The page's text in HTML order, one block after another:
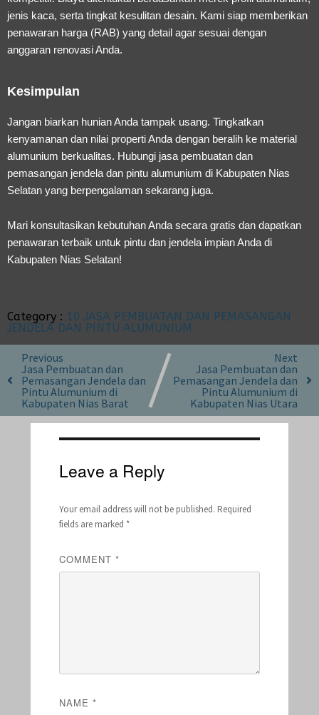
jenis kaca, serta tingkat kesulitan desain. Kami siap memberikan
penawaran harga (RAB) yang detail agar sesuai dengan
anggaran renovasi Anda.
Kesimpulan
Jangan biarkan hunian Anda tampak usang. Tingkatkan
kenyamanan dan nilai properti Anda dengan beralih ke material
alumunium berkualitas. Hubungi jasa pembuatan dan
pemasangan jendela dan pintu alumunium di Kabupaten Nias
Selatan yang berpengalaman sekarang juga.
Mari konsultasikan kebutuhan Anda secara gratis dan dapatkan
penawaran terbaik untuk pintu dan jendela impian Anda di
Kabupaten Nias Selatan!
Category : 10 JASA PEMBUATAN DAN PEMASANGAN
JENDELA DAN PINTU ALUMUNIUM
Previous
Jasa Pembuatan dan
Pemasangan Jendela dan
Pintu Alumunium di
Kabupaten Nias Barat
Next
Jasa Pembuatan dan
Pemasangan Jendela dan
Pintu Alumunium di
Kabupaten Nias Utara
Leave a Reply
Your email address will not be published. Required
fields are marked *
COMMENT *
NAME *